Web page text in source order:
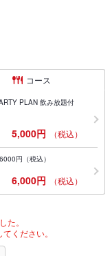
コース
PLAN 飲み放題付
5,000円 （税込）
円（税込）
6,000円 （税込）
た。
ください。